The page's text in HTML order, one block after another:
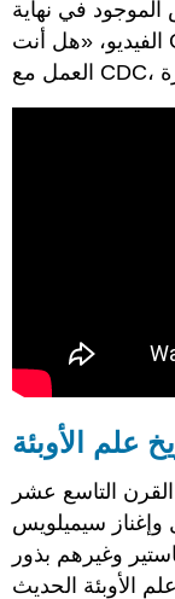
في نهاية
الفيديو، «هل أنت CDC؟ لمزيد من المعلومات حول فرص
علم الأوبئة
التاسع عشر
وإغناز سيميلويس
وغيرهم بذور